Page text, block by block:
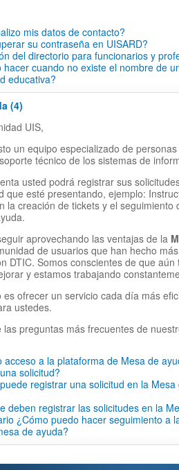
mis datos de contacto?
su contraseña en UISARD?
del directorio para funcionarios y
hacer cuando no existe el nombre de
educativa?
(4)
UIS,
un equipo especializado de
técnico de los sistemas de
usted podrá registrar sus
que esté presentando, ejemplo:
la creación de tickets y el seguimiento
aprovechando las ventajas de la
de usuarios que han hecho
DTIC. Somos conscientes de que aún
y estamos trabajando
es ofrecer un servicio cada día más
ustedes.
las preguntas más frecuentes de
acceso a la plataforma de Mesa de
solicitud?
registrar una solicitud en la
deben registrar las solicitudes en la
¿Cómo puedo hacer seguimiento a
de ayuda?